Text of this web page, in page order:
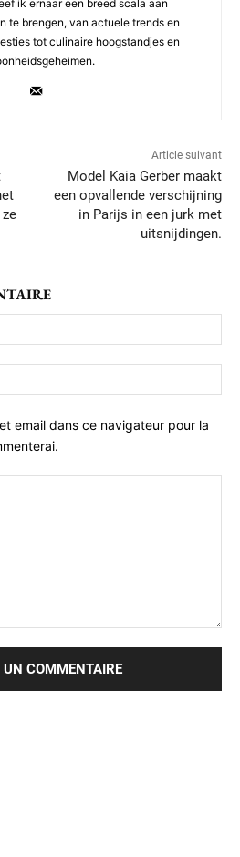
ik ernaar een breed scala aan
te brengen, van actuele trends en
tot culinaire hoogstandjes en
Article suivant
Model Kaia Gerber maakt
een opvallende verschijning
in Parijs in een jurk met
uitsnijdingen.
:*
:*
email dans ce navigateur pour la